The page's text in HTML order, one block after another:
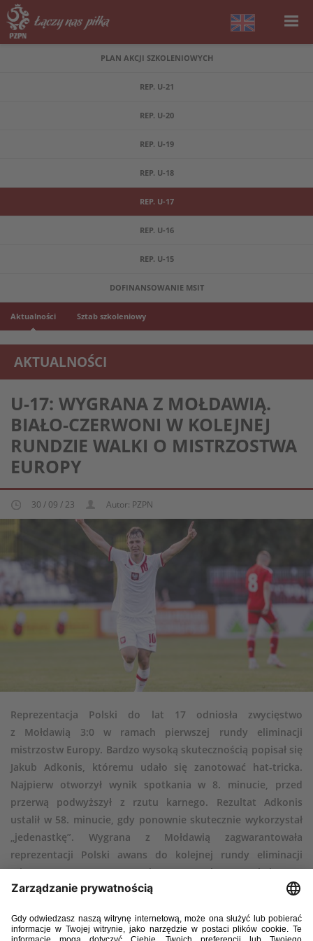
PLAN AKCJI SZKOLENIOWYCH
REP. U-21
REP. U-20
REP. U-19
REP. U-18
REP. U-17
REP. U-16
REP. U-15
DOFINANSOWANIE MSIT
Aktualności Sztab szkoleniowy
AKTUALNOŚCI
REPREZENTACJA MŁODZIEŻOWA U-17
U-17: WYGRANA Z MOŁDAWIĄ.
BIAŁO-CZERWONI W KOLEJNEJ
RUNDZIE WALKI O MISTRZOSTWA
EUROPY
30 / 09 / 23 Autor: PZPN
Reprezentacja Polski do lat 17 odniosła zwycięstwo
z Mołdawią 3:0 w ramach pierwszej rundy eliminacji
mistrzostw Europy. Bardzo wysoką skutecznością popisał się
Jakub Adkonis, któremu udało się zanotować hat-tricka.
Najpierw otworzył wynik spotkania w 8. minucie, przed
przerwą podwyższył z rzutu karnego. Rezultat Adkonis
ustalił w 58. minucie, gdy ponownie skutecznie wykorzystał
„jedenastkę”. Wygrana z Mołdawią zagwarantowała
reprezentacji Polski awans do kolejnej rundy eliminacji
mistrzostw Europy. W ostatnim meczu Polacy zagrają jeszcze
ze Szwecją. Spotkanie odbędzie się 3 października.